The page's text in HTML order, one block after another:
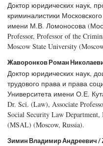
Доктор юридических наук,
криминалистики
имени М.В. Ломоносова
Professor, Professor of the
Moscow State University
Жаворонков Роман
Доктор юридических наук,
трудового права и права
Университета имени О.Е.
Dr. Sci. (Law), Associate
Social Security Law
(MSAL) (Moscow, Russia).
Зимин Владимир Андреевич /